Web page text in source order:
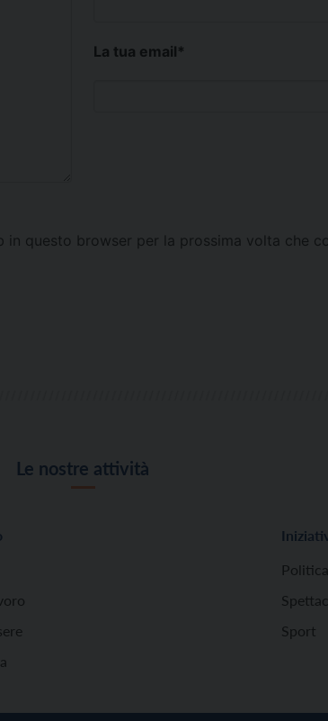
La tua email*
in questo browser per la prossima volta che
Le nostre attività
Sport